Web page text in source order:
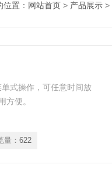
位置： 网站首页 > 产品展示 >
式操作，可任意时间放
方便。
量： 622